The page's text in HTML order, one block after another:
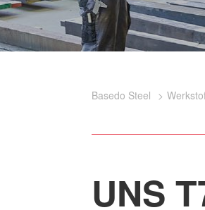
Basedo Steel
UNS